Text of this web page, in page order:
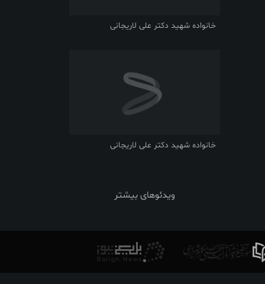
خانواده شهید دکتر علی لاریجانی
خانواده شهید دکتر علی لاریجانی
ویدئوهای بیشتر